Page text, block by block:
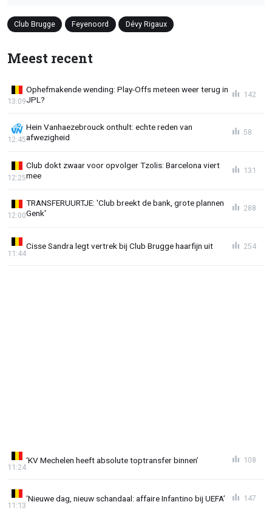
Club Brugge Feyenoord Dévy Rigaux
Meest recent
Ophefmakende wending: Play-Offs meteen weer terug in
JPL?
13:09
142
Hein Vanhaezebrouck onthult: echte reden van
afwezigheid
12:45
58
Club dokt zwaar voor opvolger Tzolis: Barcelona viert
mee
12:25
131
TRANSFERUURTJE: 'Club breekt de bank, grote plannen
Genk'
12:00
288
Cisse Sandra legt vertrek bij Club Brugge haarfijn uit
11:44
254
‘KV Mechelen heeft absolute toptransfer binnen’
11:24
108
‘Nieuwe dag, nieuw schandaal: affaire Infantino bij UEFA’
11:13
147